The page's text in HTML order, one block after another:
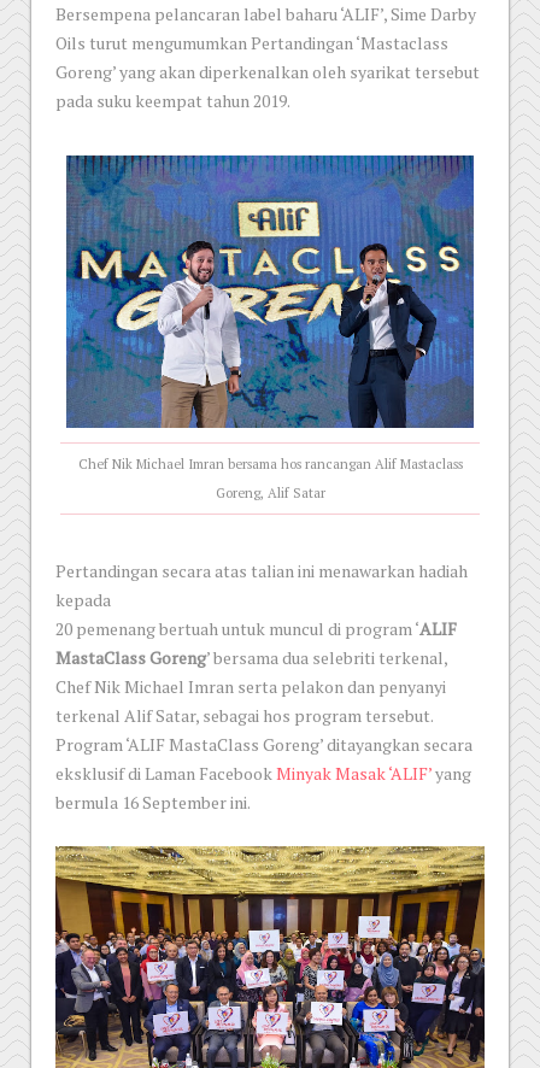
Bersempena pelancaran label baharu ‘ALIF’, Sime Darby
Oils turut mengumumkan Pertandingan ‘Mastaclass
Goreng’ yang akan diperkenalkan oleh syarikat tersebut
pada suku keempat tahun 2019.
Chef Nik Michael Imran bersama hos rancangan Alif Mastaclass
Goreng, Alif Satar
Pertandingan secara atas talian ini menawarkan hadiah
kepada
20 pemenang bertuah untuk muncul di program ‘ALIF
MastaClass Goreng’ bersama dua selebriti terkenal,
Chef Nik Michael Imran serta pelakon dan penyanyi
terkenal Alif Satar, sebagai hos program tersebut.
Program ‘ALIF MastaClass Goreng’ ditayangkan secara
eksklusif di Laman FacebookMinyak Masak ‘ALIF’yang
bermula 16 September ini.